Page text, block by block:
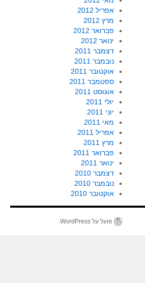
אפריל 2012
מרץ 2012
פברואר 2012
ינואר 2012
דצמבר 2011
נובמבר 2011
אוקטובר 2011
ספטמבר 2011
אוגוסט 2011
יולי 2011
יוני 2011
מאי 2011
אפריל 2011
מרץ 2011
פברואר 2011
ינואר 2011
דצמבר 2010
נובמבר 2010
אוקטובר 2010
פועל על WordPress.